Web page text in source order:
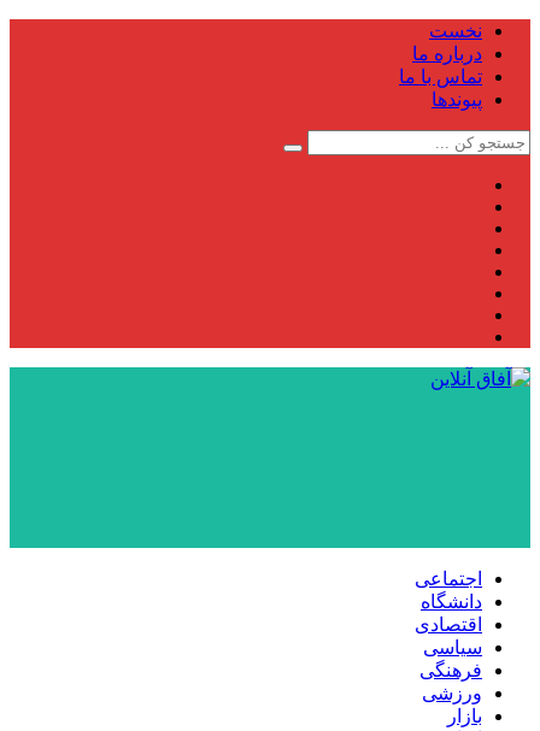
نخست
درباره ما
تماس با ما
پیوندها
اجتماعی
دانشگاه
اقتصادی
سیاسی
فرهنگی
ورزشی
بازار